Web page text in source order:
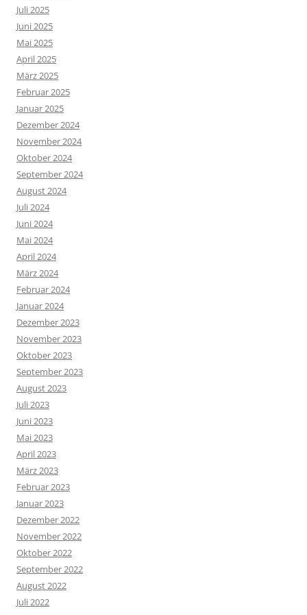
Juli 2025
Juni 2025
Mai 2025
April 2025
März 2025
Februar 2025
Januar 2025
Dezember 2024
November 2024
Oktober 2024
September 2024
August 2024
Juli 2024
Juni 2024
Mai 2024
April 2024
März 2024
Februar 2024
Januar 2024
Dezember 2023
November 2023
Oktober 2023
September 2023
August 2023
Juli 2023
Juni 2023
Mai 2023
April 2023
März 2023
Februar 2023
Januar 2023
Dezember 2022
November 2022
Oktober 2022
September 2022
August 2022
Juli 2022